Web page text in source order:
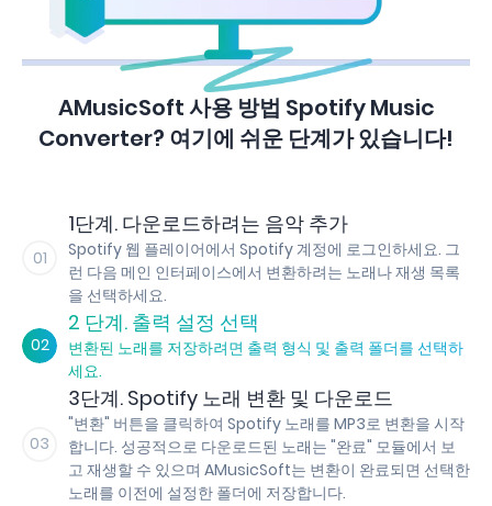
AMusicSoft 사용 방법 Spotify Music
Converter? 여기에 쉬운 단계가 있습니다!
01
1단계. 다운로드하려는 음악 추가
Spotify 웹 플레이어에서 Spotify 계정에 로그인하세요. 그
런 다음 메인 인터페이스에서 변환하려는 노래나 재생 목록
을 선택하세요.
02
2 단계. 출력 설정 선택
변환된 노래를 저장하려면 출력 형식 및 출력 폴더를 선택하
세요.
03
3단계. Spotify 노래 변환 및 다운로드
"변환" 버튼을 클릭하여 Spotify 노래를 MP3로 변환을 시작
합니다. 성공적으로 다운로드된 노래는 "완료" 모듈에서 보
고 재생할 수 있으며 AMusicSoft는 변환이 완료되면 선택한
노래를 이전에 설정한 폴더에 저장합니다.